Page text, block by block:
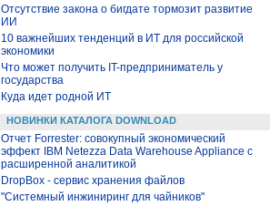
Отсутствие закона о бигдате тормозит развитие
ИИ
10 важнейших тенденций в ИТ для российской
экономики
Что может получить IT-предприниматель у
государства
Куда идет родной ИТ
НОВИНКИ КАТАЛОГА DOWNLOAD
Отчет Forrester: совокупный экономический
эффект IBM Netezza Data Warehouse Appliance с
расширенной аналитикой
DropBox - сервис хранения файлов
"Системный инжиниринг для чайников"